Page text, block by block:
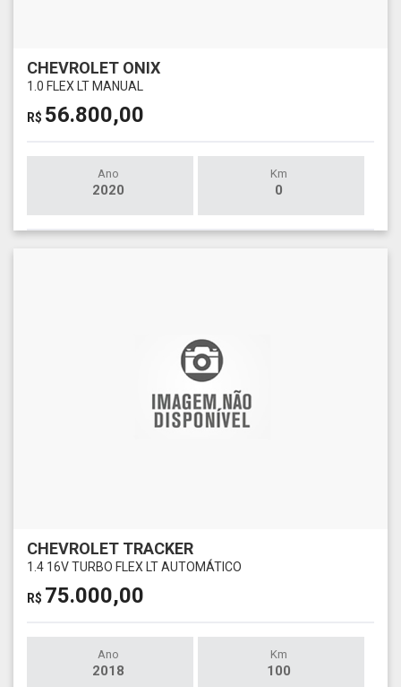
CHEVROLET ONIX
1.0 FLEX LT MANUAL
R$ 56.800,00
Ano
2020
Km
0
CHEVROLET TRACKER
1.4 16V TURBO FLEX LT AUTOMÁTICO
R$ 75.000,00
Ano
2018
Km
100